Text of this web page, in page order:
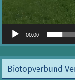
00:00
Biotopverbund